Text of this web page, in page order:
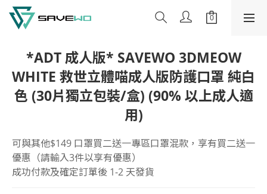
*ADT 成人版* SAVEWO 3DMEOW
WHITE 救世立體喵成人版防護口罩 純白
色 (30片獨立包裝/盒) (90% 以上成人適
用)
可與其他$149 口罩買二送一專區口罩混款，享有買二送一
優惠（請輸入3件以享有優惠）
成功付款及確定訂單後 1-2 天發貨